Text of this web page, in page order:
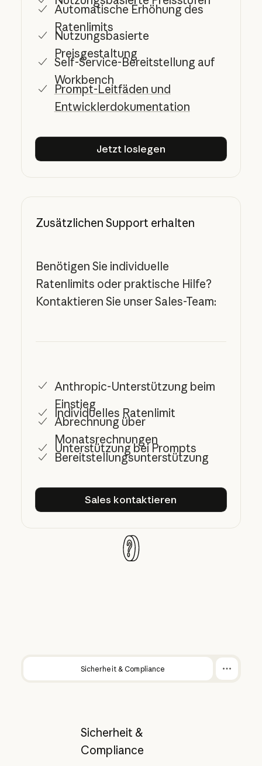
Automatische Erhöhung des
Ratenlimits
Nutzungsbasierte
Preisgestaltung
Self-Service-Bereitstellung auf
Workbench
Prompt-Leitfäden und
Entwicklerdokumentation
Jetzt loslegen
Zusätzlichen Support erhalten
Benötigen Sie individuelle
Ratenlimits oder praktische Hilfe?
Kontaktieren Sie unser Sales-Team:
Anthropic-Unterstützung beim
Einstieg
Individuelles Ratenlimit
Abrechnung über
Monatsrechnungen
Unterstützung bei Prompts
Bereitstellungsunterstützung
Sales kontaktieren
Sicherheit & Compliance
Sicherheit &
Compliance